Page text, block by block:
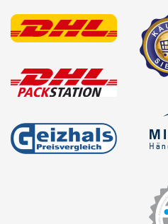
für Porsche
für Renault
für Saab